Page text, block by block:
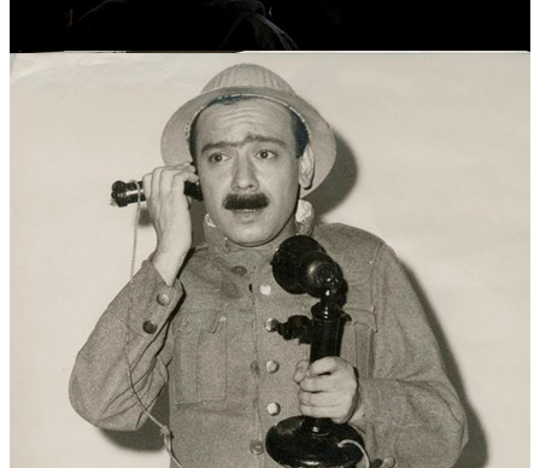
Contacto
Tel.: (+351) 217 567 410/19
Email: geral.mnteatroedanca@museusemonumentos.pt
Museu Nacional do Teatro e da Dança
Sugestões de Agenda
Locais
Eventos
Rota